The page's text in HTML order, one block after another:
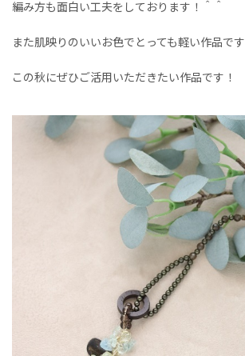
編み方も面白い工夫をしております！＾＾
また肌映りのいいお色でとっても軽い作品です
この秋にぜひご活用いただきたい作品です！